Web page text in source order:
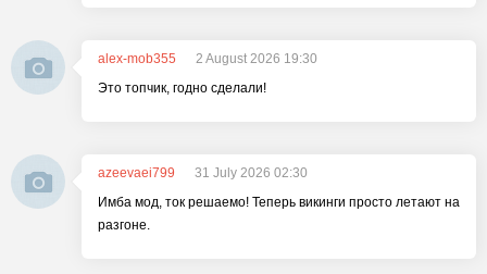
alex-mob355
2 August 2026 19:30
Это топчик, годно сделали!
azeevaei799
31 July 2026 02:30
Имба мод, ток решаемо! Теперь викинги просто летают на
разгоне.